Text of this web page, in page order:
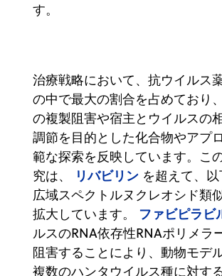
す。
治療戦略において、抗ウイルス
の中で最大の割合を占めており
の複製阻害や宿主とウイルスの
調節を目的とした化合物やアプ
範な探索を反映しています。こ
究は、
リバビリン を超えて、
広域スペクトルヌクレオシド類
拡大しています。 ファビピラビ
ルスのRNA依存性RNAポリメラ
阻害することにより、動物モデ
複数のハンタウイルス種に対す